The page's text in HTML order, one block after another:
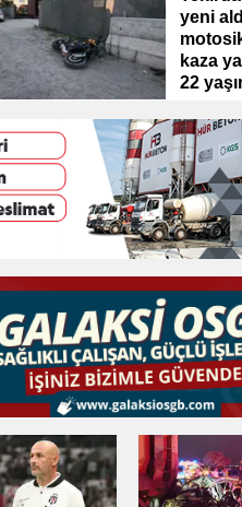
yeni
kaza
22